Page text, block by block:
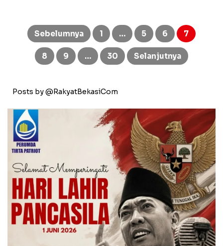
Paginasi
posSebelumnya 1 … 5 6 7
8 9 … 30 Selanjutnya
Posts by @RakyatBekasiCom